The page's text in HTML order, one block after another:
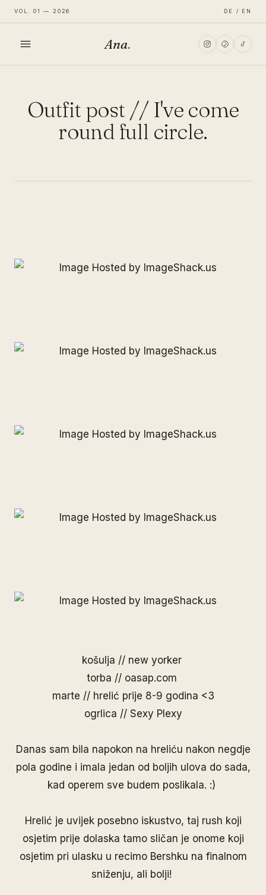
VOL. 01 — 2026 DE / EN
FASHION
TRAVEL
Ana.
Outfit post // I've come
round full circle.
košulja // new yorker
torba // oasap.com
marte // hrelić prije 8-9 godina <3
ogrlica // Sexy Plexy
Danas sam bila napokon na hreliću nakon negdje
pola godine i imala jedan od boljih ulova do sada,
kad operem sve budem poslikala. :)
Hrelić je uvijek posebno iskustvo, taj rush koji
osjetim prije dolaska tamo sličan je onome koji
osjetim pri ulasku u recimo Bershku na finalnom
sniženju, ali bolji!